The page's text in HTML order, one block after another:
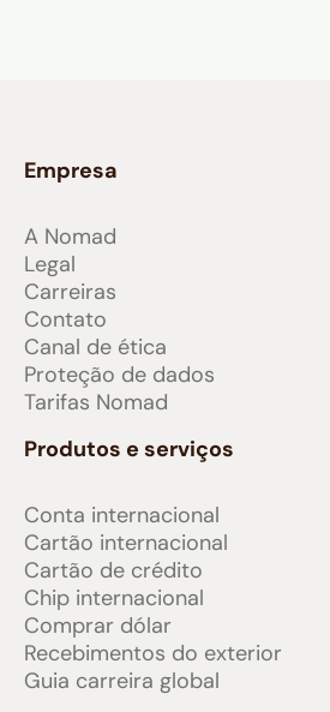
Empresa
A Nomad
Legal
Carreiras
Contato
Canal de ética
Proteção de dados
Tarifas Nomad
Produtos e serviços
Conta internacional
Cartão internacional
Cartão de crédito
Chip internacional
Comprar dólar
Recebimentos do exterior
Guia carreira global